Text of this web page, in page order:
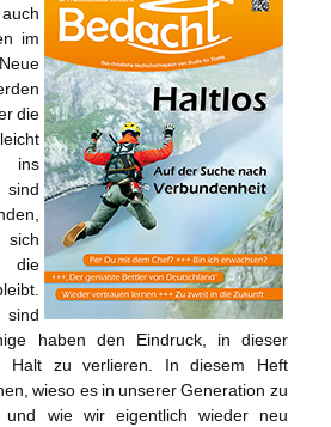
im
die
ins
sind
sich
die
haben den Eindruck, in dieser
Halt zu verlieren. In diesem Heft
wieso es in unserer Generation zu
und wie wir eigentlich wieder neu